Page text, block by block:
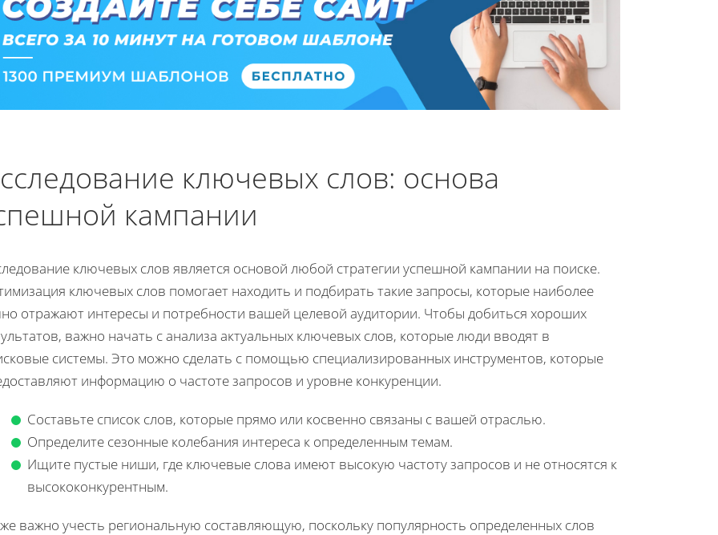
ключевых слов: основа
кампании
ключевых слов является основой любой стратегии успешной кампании на поиске.
ключевых слов помогает находить и подбирать такие запросы, которые наиболее
отражают интересы и потребности вашей целевой аудитории. Чтобы добиться хороших
важно начать с анализа актуальных ключевых слов, которые люди вводят в
системы. Это можно сделать с помощью специализированных инструментов, которые
информацию о частоте запросов и уровне конкуренции.
Составьте список слов, которые прямо или косвенно связаны с вашей отраслью.
Определите сезонные колебания интереса к определенным темам.
Ищите пустые ниши, где ключевые слова имеют высокую частоту запросов и не относятся к
высококонкурентным.
важно учесть региональную составляющую, поскольку популярность определенных слов